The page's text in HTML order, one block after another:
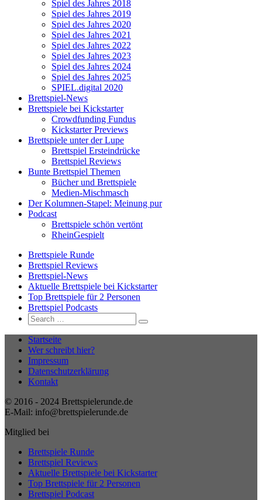
Spiel des Jahres 2018
Spiel des Jahres 2019
Spiel des Jahres 2020
Spiel des Jahres 2021
Spiel des Jahres 2022
Spiel des Jahres 2023
Spiel des Jahres 2024
Spiel des Jahres 2025
SPIEL.digital 2020
Brettspiel-News
Brettspiele bei Kickstarter
Crowdfunding Fundus
Kickstarter Previews
Brettspiele unter der Lupe
Brettspiel Ersteindrücke
Brettspiel Reviews
Bunte Brettspiel Themen
Bücher und Brettspiele
Medien-Mischmasch
Der Kolumnen-Stapel: Meinung pur
Podcast
Brettspiele schön vertönt
RheinGespielt
Brettspiele Runde
Brettspiel Reviews
Brettspiel-News
Aktuelle Brettspiele bei Kickstarter
Top Brettspiele für 2 Personen
Brettspiel Podcasts
Search
for:
Search
Startseite
Wer schreibt hier?
Impressum
Datenschutzerklärung
Kontakt
© 2016 - 2024 Brettspielerunde.de
E-Mail: info@brettspielerunde.de
Mitglied bei
Brettspiele Runde
Brettspiel Reviews
Aktuelle Brettspiele bei Kickstarter
Top Brettspiele für 2 Personen
Brettspiel Podcast